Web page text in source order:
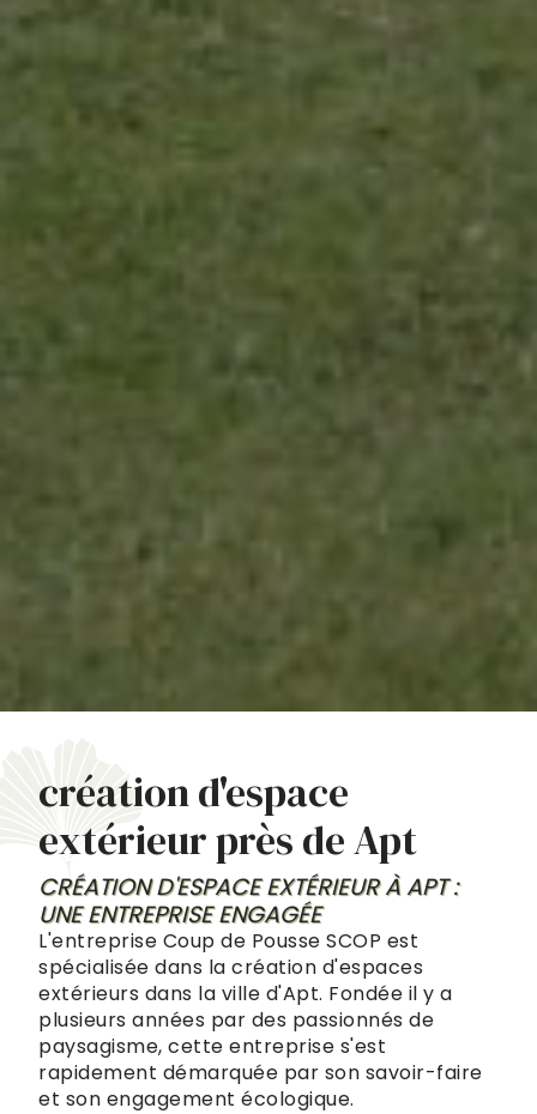
création d'espace
extérieur près de Apt
CRÉATION D'ESPACE EXTÉRIEUR À APT :
UNE ENTREPRISE ENGAGÉE
L'entreprise Coup de Pousse SCOP est
spécialisée dans la création d'espaces
extérieurs dans la ville d'Apt. Fondée il y a
plusieurs années par des passionnés de
paysagisme, cette entreprise s'est
rapidement démarquée par son savoir-faire
et son engagement écologique.